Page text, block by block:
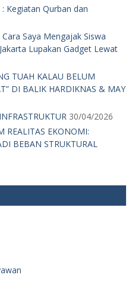
Kegiatan Qurban dan
Saya Mengajak Siswa
Lupakan Gadget Lewat
TUAH KALAU BELUM
DI BALIK HARDIKNAS & MAY
30/04/2026
REALITAS EKONOMI:
BEBAN STRUKTURAL